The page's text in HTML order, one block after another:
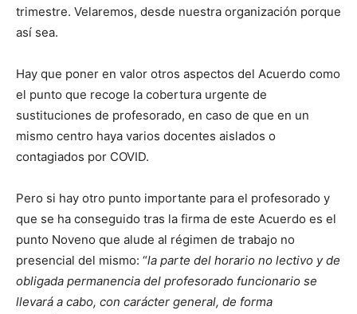
trimestre. Velaremos, desde nuestra organización porque
así sea.
Hay que poner en valor otros aspectos del Acuerdo como
el punto que recoge la cobertura urgente de
sustituciones de profesorado, en caso de que en un
mismo centro haya varios docentes aislados o
contagiados por COVID.
Pero si hay otro punto importante para el profesorado y
que se ha conseguido tras la firma de este Acuerdo es el
punto Noveno que alude al régimen de trabajo no
presencial del mismo: “la parte del horario no lectivo y de
obligada permanencia del profesorado funcionario se
llevará a cabo, con carácter general, de forma